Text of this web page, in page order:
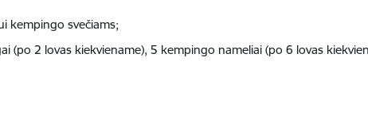
kempingo svečiams;
(po 2 lovas kiekviename), 5 kempingo nameliai (po 6 lovas